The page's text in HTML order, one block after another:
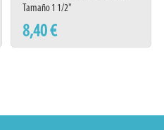
Serie 370 Nº35
Tamaño 1 1/2"
8,40 €